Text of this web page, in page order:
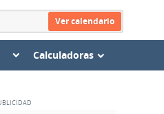
Ver calendario
Calculadoras